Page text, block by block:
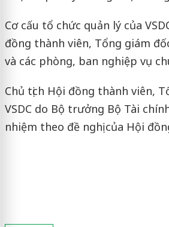
Cơ cấu tổ chức quản lý của
đồng thành viên, Tổng giám
và các phòng, ban nghiệp vụ
Chủ tịch Hội đồng thành viên,
VSDC do Bộ trưởng Bộ Tài
nhiệm theo đề nghị của Hội